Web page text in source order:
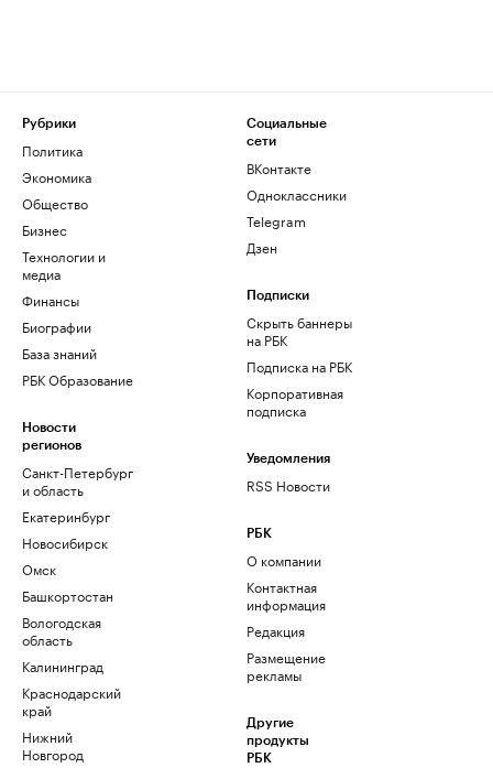
Рубрики
Политика
Экономика
Общество
Бизнес
Технологии и
медиа
Финансы
Биографии
База знаний
РБК Образование
Новости
регионов
Санкт-Петербург
и область
Екатеринбург
Новосибирск
Омск
Башкортостан
Вологодская
область
Калининград
Краснодарский
край
Нижний
Новгород
Социальные
сети
ВКонтакте
Одноклассники
Telegram
Дзен
Подписки
Скрыть баннеры
на РБК
Подписка на РБК
Корпоративная
подписка
Уведомления
RSS Новости
РБК
О компании
Контактная
информация
Редакция
Размещение
рекламы
Другие
продукты
РБК